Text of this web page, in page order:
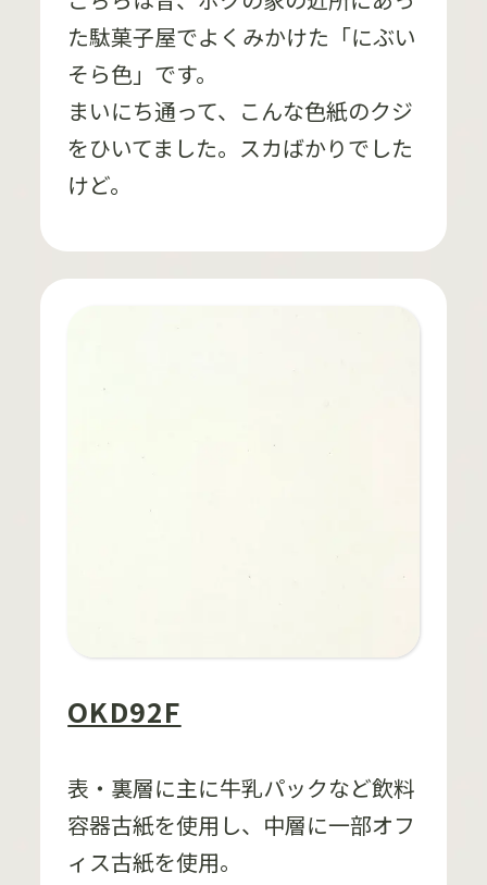
た駄菓子屋でよくみかけた「にぶい
そら色」です。
まいにち通って、こんな色紙のクジ
をひいてました。スカばかりでした
けど。
OKD92F
表・裏層に主に牛乳パックなど飲料
容器古紙を使用し、中層に一部オフ
ィス古紙を使用。